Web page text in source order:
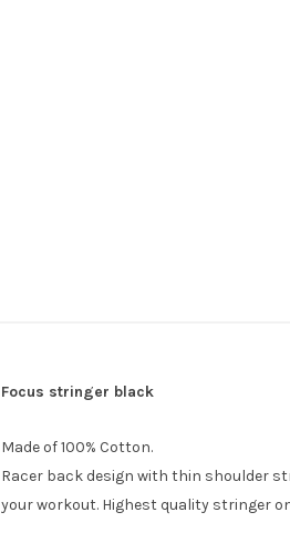
Focus stringer black
Made of 100% Cotton.
Racer back design with thin shoulder
your workout. Highest quality stringer